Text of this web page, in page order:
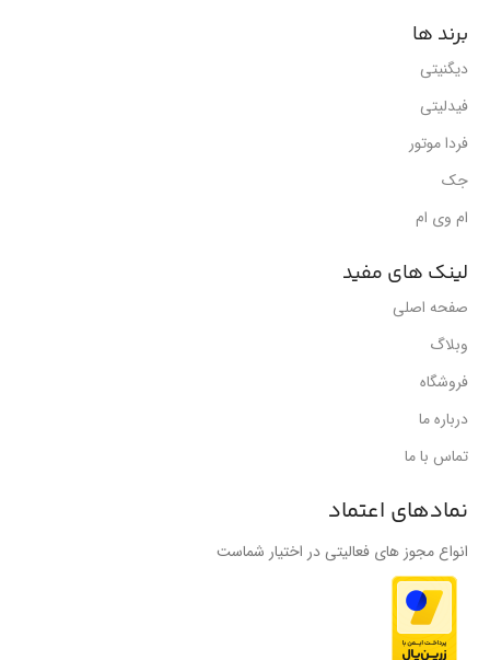
برند ها
دیگنیتی
فیدلیتی
فردا موتور
جک
ام وی ام
لینک های مفید
صفحه اصلی
وبلاگ
فروشگاه
درباره ما
تماس با ما
نمادهای اعتماد
انواع مجوز های فعالیتی در اختیار شماست